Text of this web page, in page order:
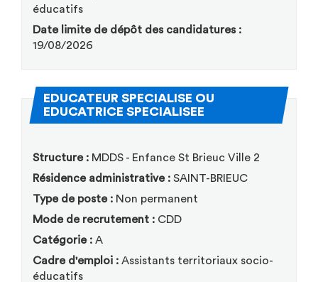
éducatifs
Date limite de dépôt des candidatures :
19/08/2026
EDUCATEUR SPECIALISE OU
EDUCATRICE SPECIALISEE (Nouvelle fenêtre)
Structure : MDDS - Enfance St Brieuc Ville 2
Résidence administrative : SAINT-BRIEUC
Type de poste : Non permanent
Mode de recrutement : CDD
Catégorie : A
Cadre d'emploi : Assistants territoriaux socio-
éducatifs